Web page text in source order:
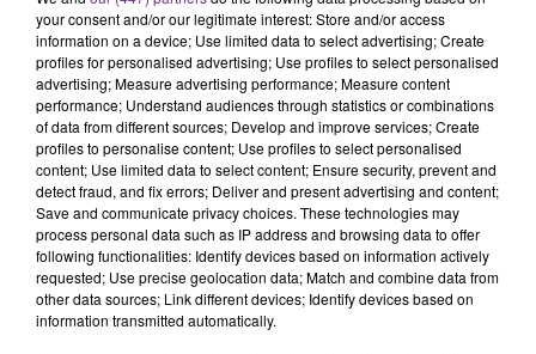
s'est avéré être plus précoce que prévu,
l'inspection du Travail en profite pour rappeler
les conditions de...
TITRES DIFFUSÉS
23h12
23h12 23h09
23h09
your consent and/or our legitimate interest: Store and/or access
information on a device; Use limited data to select advertising; Create
profiles for personalised advertising; Use profiles to select personalised
advertising; Measure advertising performance; Measure content
performance; Understand audiences through statistics or combinations
of data from different sources; Develop and improve services; Create
profiles to personalise content; Use profiles to select personalised
content; Use limited data to select content; Ensure security, prevent and
detect fraud, and fix errors; Deliver and present advertising and content;
Save and communicate privacy choices. These technologies may
process personal data such as IP address and browsing data to offer
following functionalities: Identify devices based on information actively
requested; Use precise geolocation data; Match and combine data from
other data sources; Link different devices; Identify devices based on
information transmitted automatically.